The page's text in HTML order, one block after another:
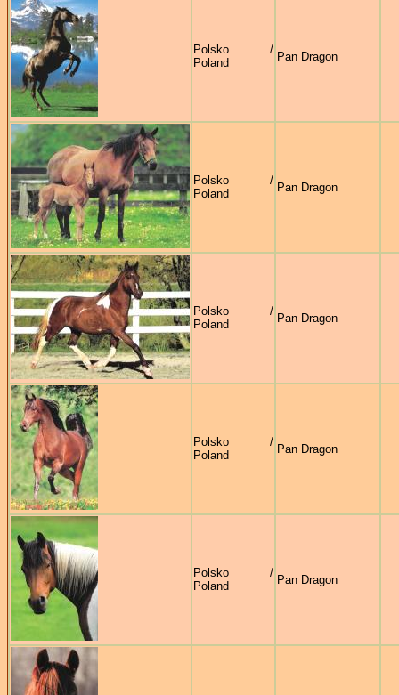
Polsko /
Poland
Pan Dragon
Polsko /
Poland
Pan Dragon
Polsko /
Poland
Pan Dragon
Polsko /
Poland
Pan Dragon
Polsko /
Poland
Pan Dragon